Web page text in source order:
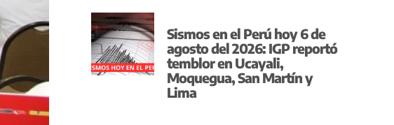
Sismos en el Perú hoy 6 de
agosto del 2026: IGP reportó
temblor en Ucayali,
Moquegua, San Martín y
Lima